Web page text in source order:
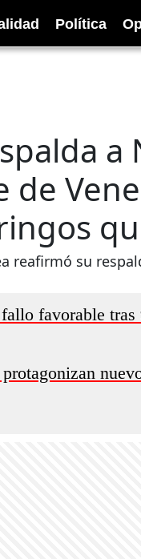
Política
a
de
reafirmó su
favorable tras